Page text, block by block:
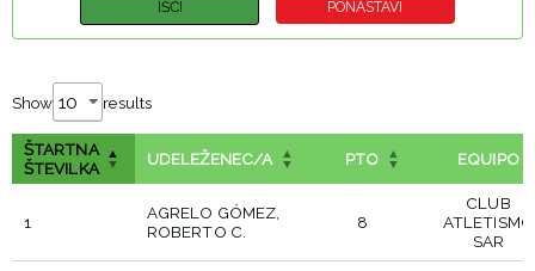
Show results
ŠTARTNA
ŠTEVILKA
UDELEŽENEC/A PTO EQUIPO
1
AGRELO GÓMEZ,
ROBERTO C.
8
CLUB
ATLETISMO
SAR